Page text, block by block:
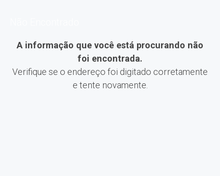
A informação que você está procurando não
foi encontrada.
Verifique se o endereço foi digitado corretamente
e tente novamente.